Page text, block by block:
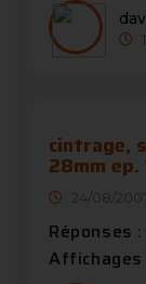
cintrage,
28mm ep.
24/08/
Réponses :